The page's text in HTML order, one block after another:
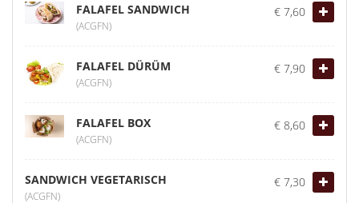
FALAFEL SANDWICH
(ACGFN)
€ 7,60
FALAFEL DÜRÜM
(ACGFN)
€ 7,90
FALAFEL BOX
(ACGFN)
€ 8,60
SANDWICH VEGETARISCH
(ACGFN)
€ 7,30